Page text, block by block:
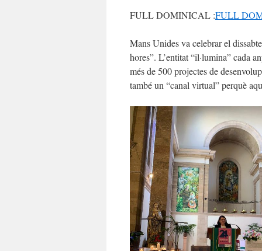
FULL DOMINICAL :FULL
Mans Unides va celebrar el
hores”. L’entitat “il·lumina” cada
més de 500 projectes de
també un “canal virtual” perquè